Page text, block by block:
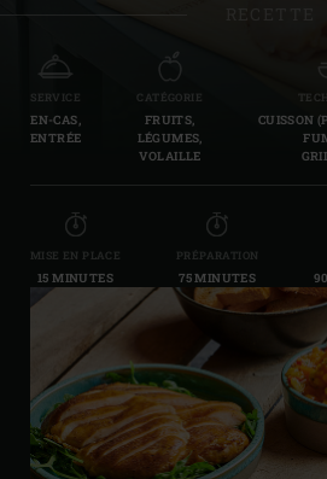
SERVICE
EN-CAS,
ENTRÉE
CATÉGORIE
FRUITS,
LÉGUMES,
VOLAILLE
CUISSON
MISE EN PLACE
15 MINUTES
PRÉPARATION
75 MINUTES